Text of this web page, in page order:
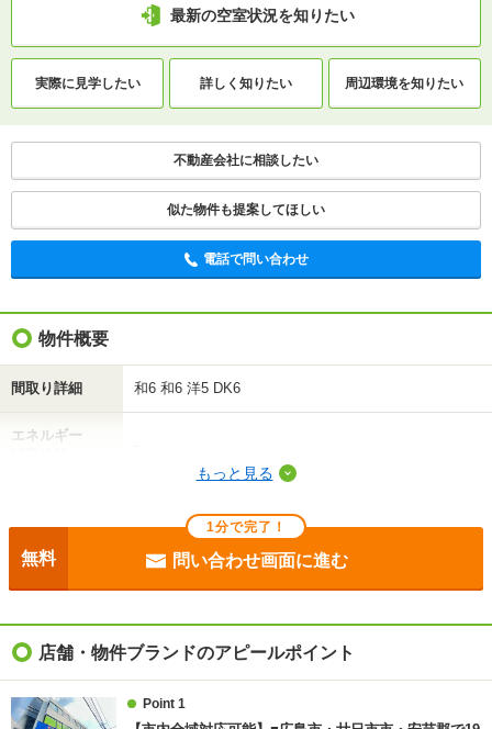
最新の空室状況を知りたい
実際に見学したい 詳しく知りたい 周辺環境を知りたい
不動産会社に相談したい
似た物件も提案してほしい
電話で問い合わせ
物件概要
間取り詳細 和6 和6 洋5 DK6
エネルギー
目安光熱費
入居 相談
もっと見る
1分で完了！
無料 問い合わせ画面に進む
店舗・物件ブランドのアピールポイント
Point 1